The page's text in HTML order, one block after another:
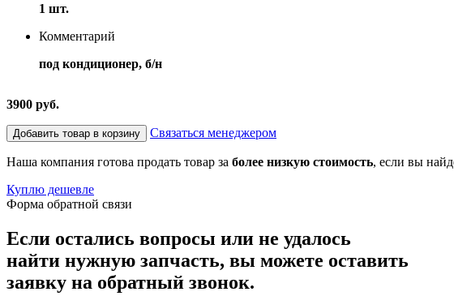
1 шт.
Комментарий
под кондиционер, б/н
3900 руб.
Добавить товар в корзину Связаться менеджером
Наша компания готова продать товар за более низкую стоимость, если вы
Куплю дешевле
Форма обратной связи
Если остались вопросы или не удалось
найти нужную запчасть, вы можете оставить
заявку на обратный звонок.